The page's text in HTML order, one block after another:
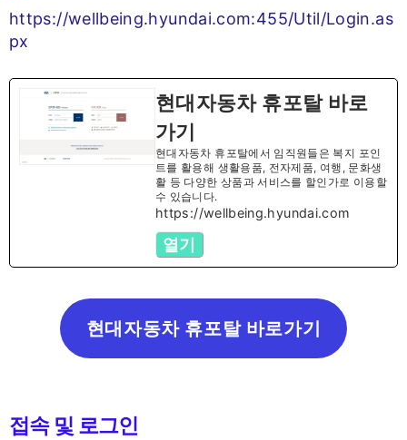
https://wellbeing.hyundai.com:455/Util/Login.as
px
현대자동차 휴포탈 바로
가기
현대자동차 휴포탈에서 임직원들은 복지 포인
트를 활용해 생활용품, 전자제품, 여행, 문화생
활 등 다양한 상품과 서비스를 할인가로 이용할
수 있습니다.
https://wellbeing.hyundai.com
열기
현대자동차 휴포탈 바로가기
접속 및 로그인